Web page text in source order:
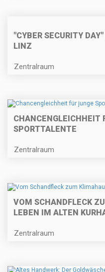
"CYBER SECURITY
LINZ
Zentralraum
CHANCENGLEICHHEIT
SPORTTALENTE
Zentralraum
VOM SCHANDFLECK
LEBEN IM ALTEN
Zentralraum